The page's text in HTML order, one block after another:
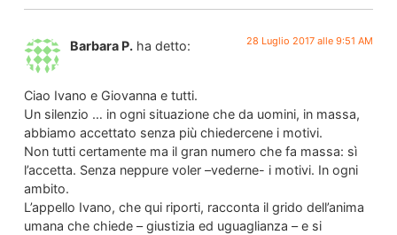
Barbara P. ha detto: 28 Luglio 2017 alle 9:51 AM
Ciao Ivano e Giovanna e tutti.
Un silenzio … in ogni situazione che da uomini, in massa,
abbiamo accettato senza più chiedercene i motivi.
Non tutti certamente ma il gran numero che fa massa: sì
l’accetta. Senza neppure voler –vederne- i motivi. In ogni
ambito.
L’appello Ivano, che qui riporti, racconta il grido dell’anima
umana che chiede – giustizia ed uguaglianza – e si